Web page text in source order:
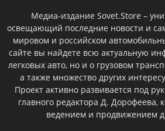
Медиа-издание Sovet.Store –
освещающий последние новости и
мировом и российском
сайте вы найдете всю актуальную
легковых авто, но и о грузовом
а также множество других
Проект активно развивается под
главного редактора Д. Дорофеева,
ведением и продвижением